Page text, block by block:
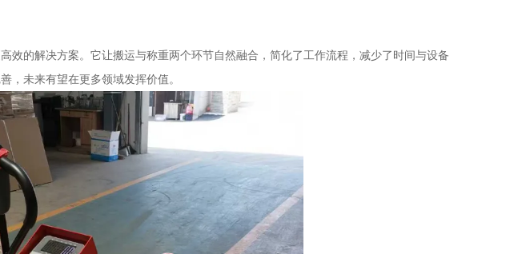
效的解决方案。它让搬运与称重两个环节自然融合，简化了工作流程，减少了时间与设备
，未来有望在更多领域发挥价值。